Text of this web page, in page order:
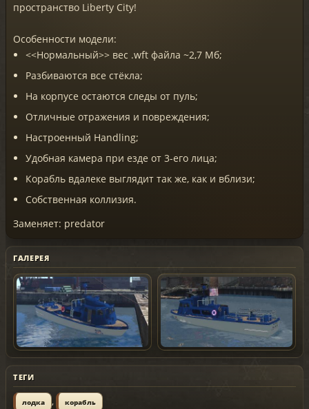
пространство Liberty City!
Особенности модели:
<<Нормальный>> вес .wft файла ~2,7 Мб;
Разбиваются все стёкла;
На корпусе остаются следы от пуль;
Отличные отражения и повреждения;
Настроенный Handling;
Удобная камера при езде от 3-его лица;
Корабль вдалеке выглядит так же, как и вблизи;
Собственная коллизия.
Заменяет: predator
ГАЛЕРЕЯ
ТЕГИ
лодка , корабль